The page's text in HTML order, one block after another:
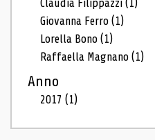
Claudia Filippazzi(1)
Giovanna Ferro(1)
Lorella Bono(1)
Raffaella Magnano(1)
Anno
2017(1)